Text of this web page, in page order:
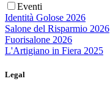
Eventi
Identità Golose 2026
Salone del Risparmio 2026
Fuorisalone 2026
L'Artigiano in Fiera 2025
Legal